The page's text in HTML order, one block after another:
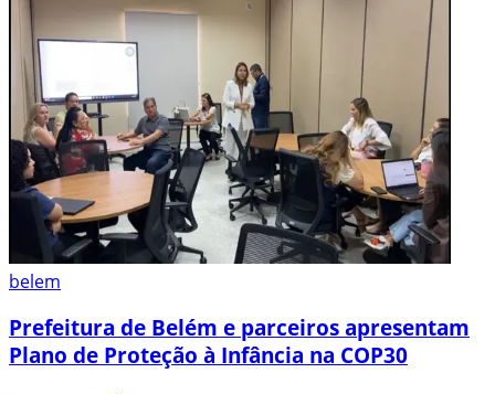
belem
Prefeitura de Belém e parceiros apresentam
Plano de Proteção à Infância na COP30